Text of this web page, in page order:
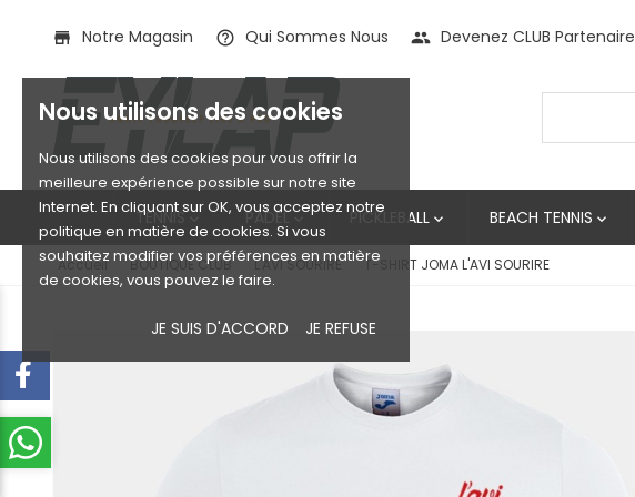
Nous utilisons des cookies
Nous utilisons des cookies pour vous offrir la
meilleure expérience possible sur notre site
Internet. En cliquant sur OK, vous acceptez notre
politique en matière de cookies. Si vous
souhaitez modifier vos préférences en matière
de cookies, vous pouvez le faire.
JE SUIS D'ACCORD JE REFUSE
store Notre Magasin help_outline Qui Sommes Nous people Devenez CLUB Partenaire
TENNIS PADEL PICKLEBALL  BEACH TENNIS 
Accueil BOUTIQUE CLUB L'AVI SOURIRE T-SHIRT JOMA L'AVI SOURIRE